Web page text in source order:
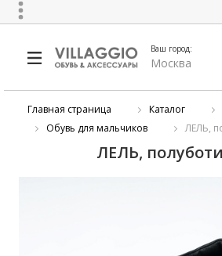
Ваш город:
Москва
Главная страница Каталог
Обувь для мальчиков
ЛЕЛЬ,
ЛЕЛЬ,